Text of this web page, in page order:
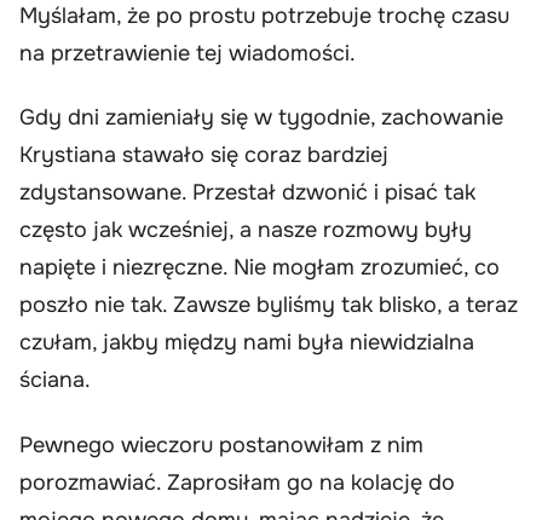
Myślałam, że po prostu potrzebuje trochę czasu
na przetrawienie tej wiadomości.
Gdy dni zamieniały się w tygodnie, zachowanie
Krystiana stawało się coraz bardziej
zdystansowane. Przestał dzwonić i pisać tak
często jak wcześniej, a nasze rozmowy były
napięte i niezręczne. Nie mogłam zrozumieć, co
poszło nie tak. Zawsze byliśmy tak blisko, a teraz
czułam, jakby między nami była niewidzialna
ściana.
Pewnego wieczoru postanowiłam z nim
porozmawiać. Zaprosiłam go na kolację do